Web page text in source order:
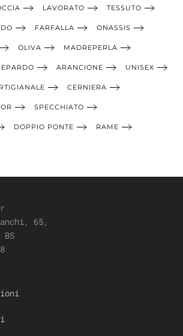
LAVORATO TESSUTO
FARFALLA ONASSIS
OLIVA MADREPERLA
ARANCIONE UNISEX
CERNIERA
SPECCHIATO
DOPPIO PONTE RAME
65,